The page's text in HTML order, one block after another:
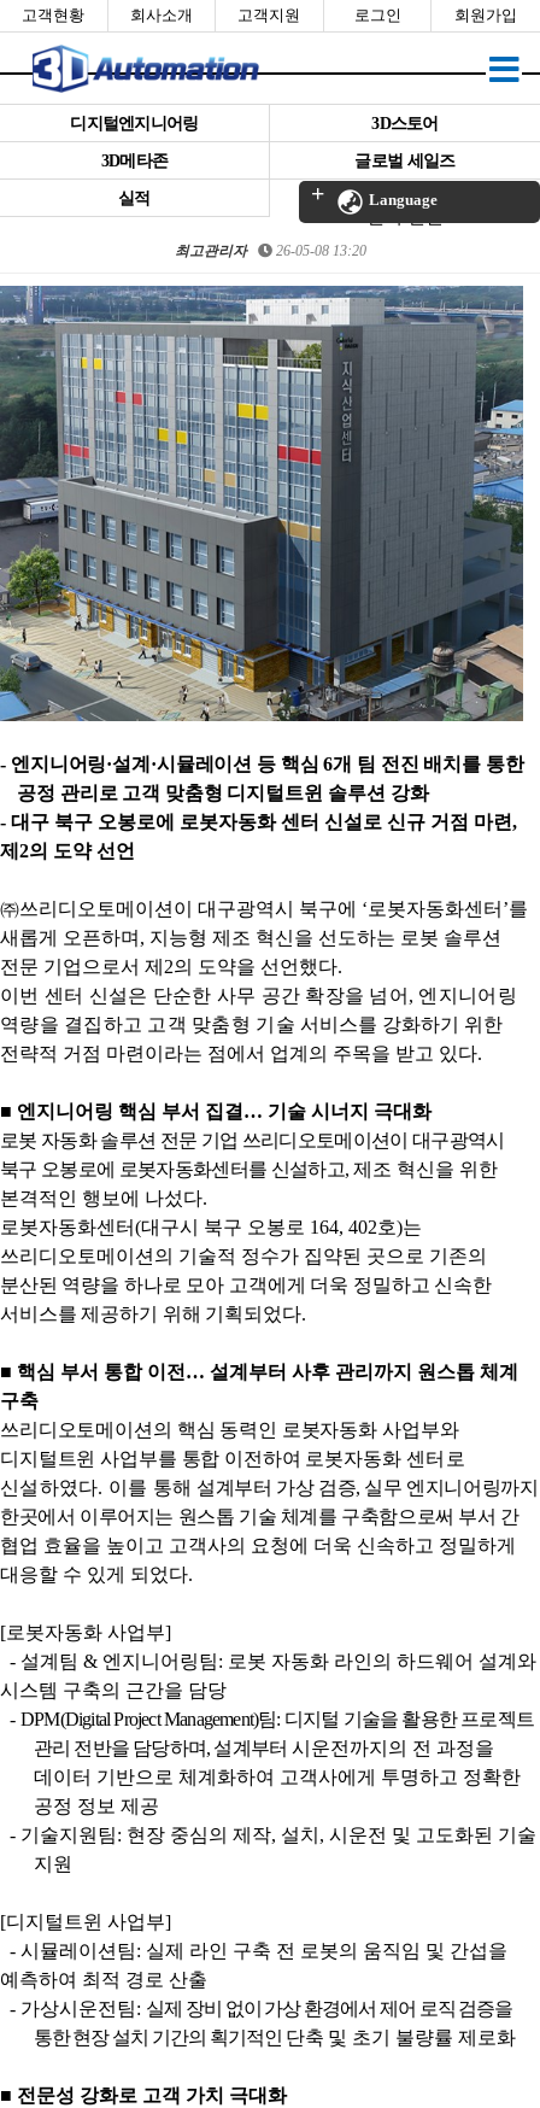
Language
고객현황 회사소개 고객지원 로그인 회원가입
디지털엔지니어링
3D스토어
3D메타존
글로벌 세일즈
실적
㈜쓰리디오토메이션, 로봇자동화
최고관리자 26-05-08 13:20
본문
- 엔지니어링·설계 ·시뮬레이션 등 핵심6개 팀 전진 배치를 통한
공정 관리로 고객 맞춤형 디지털트윈 솔루션 강화
- 대구 북구 오봉로에 로봇자동화 센터 신설로 신규 거점 마련,
제 2의 도약 선언
㈜쓰리디오토메이션이 대구광역시 북구에 ‘로봇자동화센터 ’를
새롭게 오픈하며 , 지능형 제조 혁신을 선도하는 로봇 솔루션
전문 기업으로서 제 2의 도약을 선언했다.
이번 센터 신설은 단순한 사무 공간 확장을 넘어 , 엔지니어링
역량을 결집하고 고객 맞춤형 기술서비스를 강화하기 위한
전략적 거점 마련이라는 점에서 업계의 주목을 받고 있다.
■ 엔지니어링 핵심 부서 집결… 기술 시너지 극대화
로봇 자동화 솔루션 전문 기업 쓰리디오토메이션이 대구광역시
북구 오봉로에 로봇자동화센터를 신설하고, 제조 혁신을 위한
본격적인 행보에 나섰다.
로봇자동화센터(대구시 북구 오봉로 164, 402호)는
쓰리디오토메이션의 기술적 정수가 집약된 곳으로 기존의
분산된 역량을 하나로 모아 고객에게 더욱 정밀하고 신속한
서비스를 제공하기 위해 기획되었다.
■ 핵심 부서 통합 이전… 설계부터 사후 관리까지 원스톱 체계
구축
쓰리디오토메이션의 핵심 동력인 로봇자동화 사업부와
디지털트윈 사업부를 통합 이전하여 로봇자동화 센터로
신설하였다. 이를 통해 설계부터 가상 검증, 실무 엔지니어링까지
한곳에서 이루어지는 원스톱 기술 체계를 구축함으로써 부서 간
협업 효율을 높이고 고객사의 요청에 더욱 신속하고 정밀하게
대응할 수 있게 되었다.
[로봇자동화 사업부]
- 설계팀 & 엔지니어링팀: 로봇 자동화 라인의 하드웨어 설계와
시스템 구축의 근간을 담당
- DPM(Digital Project Management)팀: 디지털 기술을 활용한 프로젝트
관리 전반을 담당하며, 설계부터 시운전까지의 전 과정을
데이터 기반으로 체계화하여 고객사에게 투명하고 정확한
공정 정보 제공
- 기술지원팀: 현장 중심의 제작, 설치 , 시운전 및 고도화된 기술
지원
[디지털트윈 사업부]
- 시뮬레이션팀: 실제 라인 구축 전 로봇의 움직임 및 간섭을
예측하여 최적 경로 산출
- 가상시운전팀: 실제 장비 없이 가상 환경에서 제어 로직 검증을
통한 현장 설치 기간의 획기적인 단축 및 초기 불량률 제로화
■ 전문성 강화로 고객 가치 극대화